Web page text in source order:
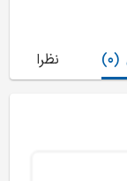
(0) نظرات